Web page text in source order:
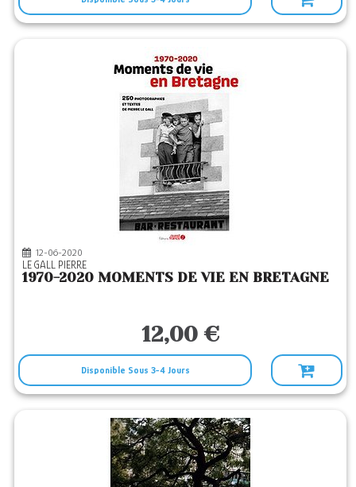
12-06-2020
LE GALL PIERRE
1970-2020 MOMENTS DE VIE EN BRETAGNE
12,00 €
Disponible Sous 3-4 Jours